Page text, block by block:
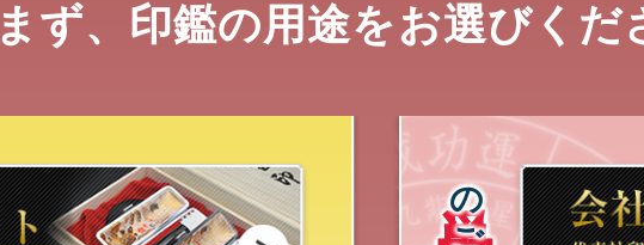
まず、印鑑の用途をお選びくだ